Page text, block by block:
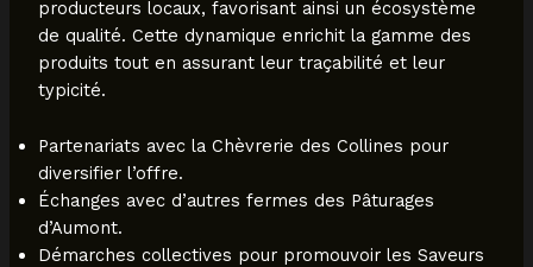
producteurs locaux, favorisant ainsi un écosystème
de qualité. Cette dynamique enrichit la gamme des
produits tout en assurant leur traçabilité et leur
typicité.
Partenariats avec la Chèvrerie des Collines pour
diversifier l’offre.
Échanges avec d’autres fermes des Pâturages
d’Aumont.
Démarches collectives pour promouvoir les Saveurs